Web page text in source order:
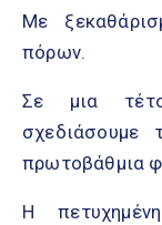
Με
πόρων.
Σε μια
σχεδιάσουμε
πρωτοβάθμια
Η